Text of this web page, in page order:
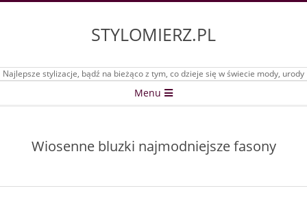
STYLOMIERZ.PL
Najlepsze stylizacje, bądź na bieżąco z tym, co dzieje się w świecie mody, urody
Menu
Wiosenne bluzki najmodniejsze fasony